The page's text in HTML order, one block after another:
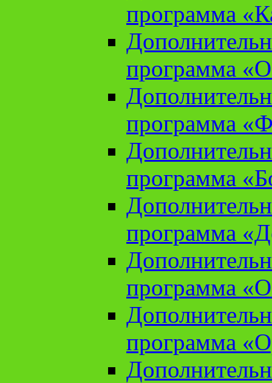
программа
программа
программа
программа
программа
программа
программа